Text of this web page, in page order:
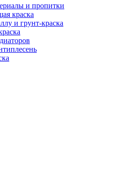
и пропитки
краска
и грунт-краска